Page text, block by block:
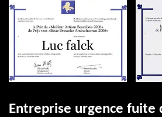
Entreprise urgence fuite